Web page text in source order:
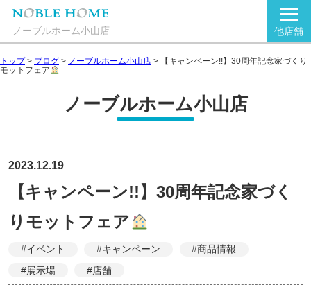
ノーブルホーム小山店 他店舗
トップ> ブログ > ノーブルホーム小山店 >
【キャンペーン!!】30周年記念家づくり
モットフェア
ノーブルホーム小山店
2023.12.19
【キャンペーン!!】30周年記念家づく
りモットフェア
#イベント #キャンペーン
#商品情報
#展示場
#店舗